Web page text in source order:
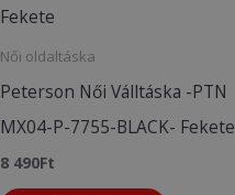
Női oldaltáska
Peterson Női Válltáska -PTN
MX04-P-7755-BLACK- Fekete
8 490Ft